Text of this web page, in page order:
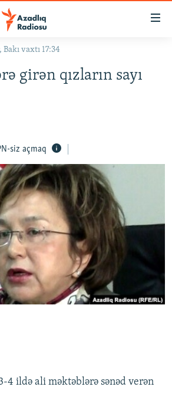
KITABXANASI
STANDARTLARIMIZ
vaxtı 17:34
girən qızların sayı
siz açmaq
4 ildə ali məktəblərə sənəd verən